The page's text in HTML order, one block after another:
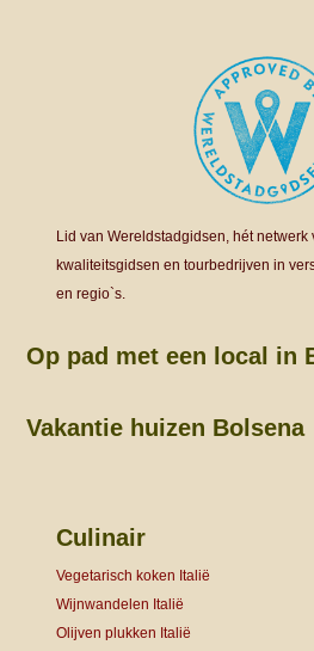
Lid van Wereldstadgidsen, hét
kwaliteitsgidsen en tourbedrijven in
en regio`s.
Op pad met een local in
Vakantie huizen Bolsena
Culinair
Vegetarisch koken Italië
Wijnwandelen Italië
Olijven plukken Italië